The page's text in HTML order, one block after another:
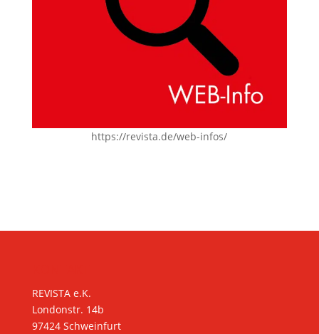
https://revista.de/web-infos/
REVISTA e.K.
Londonstr. 14b
97424 Schweinfurt